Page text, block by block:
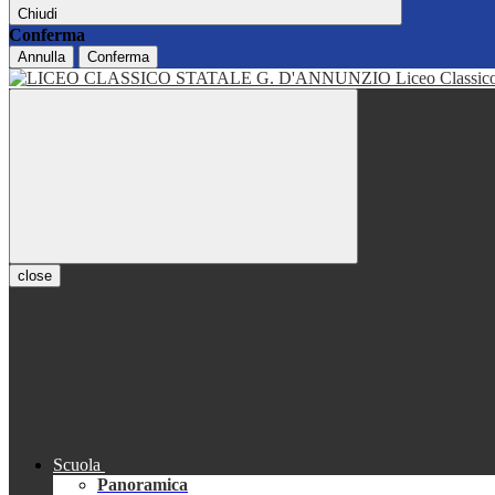
Chiudi
Conferma
Annulla Conferma
Liceo
close
Scuola
Panoramica